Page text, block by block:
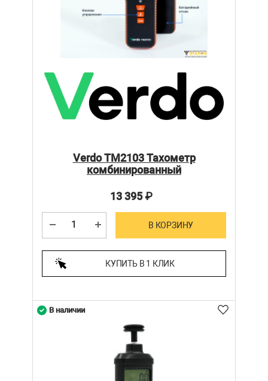
Verdo ТМ2103 Тахометр
комбинированный
13 395₽
В КОРЗИНУ
КУПИТЬ В 1 КЛИК
В наличии